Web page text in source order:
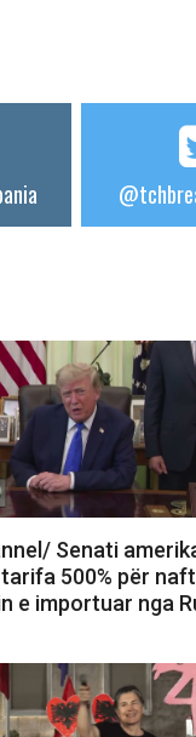
Senati
500% për
e importuar nga